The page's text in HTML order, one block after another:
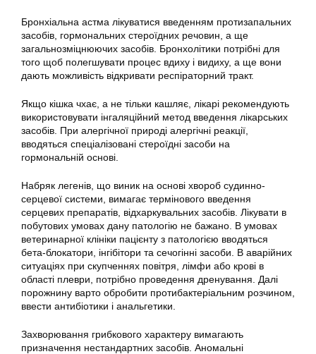
Бронхіальна астма лікуватися введенням протизапальних
засобів, гормональних стероїдних речовин, а ще
загальнозміцнюючих засобів. Бронхолітики потрібні для
того щоб полегшувати процес вдиху і видиху, а ще вони
дають можливість відкривати респіраторний тракт.
Якщо кішка чхає, а не тільки кашляє, лікарі рекомендують
використовувати інгаляційний метод введення лікарських
засобів. При алергічної природі алергічні реакції,
вводяться спеціалізовані стероїдні засоби на
гормональній основі.
Набряк легенів, що виник на основі хвороб судинно-
серцевої системи, вимагає термінового введення
серцевих препаратів, відхаркувальних засобів. Лікувати в
побутових умовах дану патологію не бажано. В умовах
ветеринарної клініки пацієнту з патологією вводяться
бета-блокатори, інгібітори та сечогінні засоби. В аварійних
ситуаціях при скупченнях повітря, лімфи або крові в
області плеври, потрібно проведення дренування. Далі
порожнину варто обробити протибактеріальним розчином,
ввести антибіотики і анальгетики.
Захворювання грибкового характеру вимагають
призначення нестандартних засобів. Аномальні